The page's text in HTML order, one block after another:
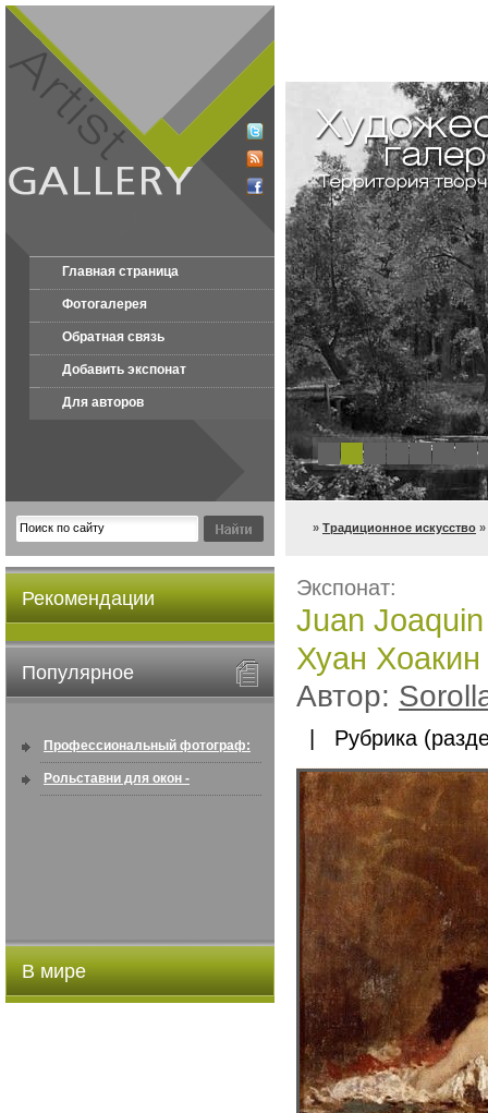
Главная страница
Фотогалерея
Обратная связь
Добавить экспонат
Для авторов
» Традиционное искусство
Рекомендации
Популярное
Профессиональный фотограф:
искусство создавать снимки, ...
Рольставни для окон -
В мире
Экспонат:
Juan
Хуан Хоакин
Автор:
| Рубрика